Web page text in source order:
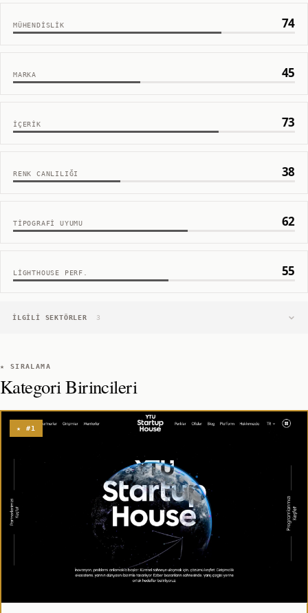
MÜHENDISLIK 74
MARKA 45
İÇERIK 73
RENK CANLILIĞI 38
TIPOGRAFI UYUMU 62
LIGHTHOUSE PERF. 55
İLGILI SEKTÖRLER 3
★ SIRALAMA
Kategori Birincileri
★ #1